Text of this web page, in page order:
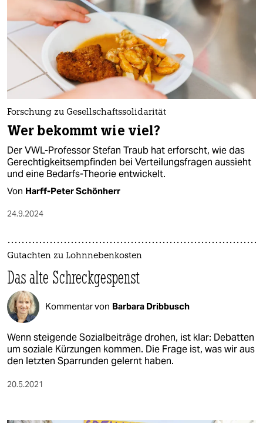
Forschung zu Gesellschaftssolidarität
Wer bekommt wie viel?
Der VWL-Professor Stefan Traub hat erforscht, wie das
Gerechtigkeitsempfinden bei Verteilungsfragen aussieht
und eine Bedarfs-Theorie entwickelt.
Von Harff-Peter Schönherr
24.9.2024
Gutachten zu Lohnnebenkosten
Das alte Schreckgespenst
Kommentar von Barbara Dribbusch
Wenn steigende Sozialbeiträge drohen, ist klar: Debatten
um soziale Kürzungen kommen. Die Frage ist, was wir aus
den letzten Sparrunden gelernt haben.
20.5.2021